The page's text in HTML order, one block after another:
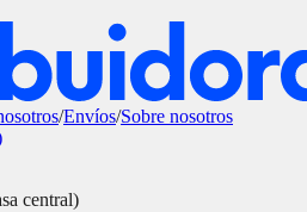
/Envíos/Sobre nosotros
central)